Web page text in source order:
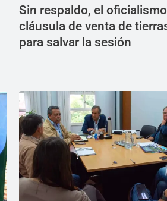
Sin respaldo, el
cláusula de venta de
para salvar la sesión